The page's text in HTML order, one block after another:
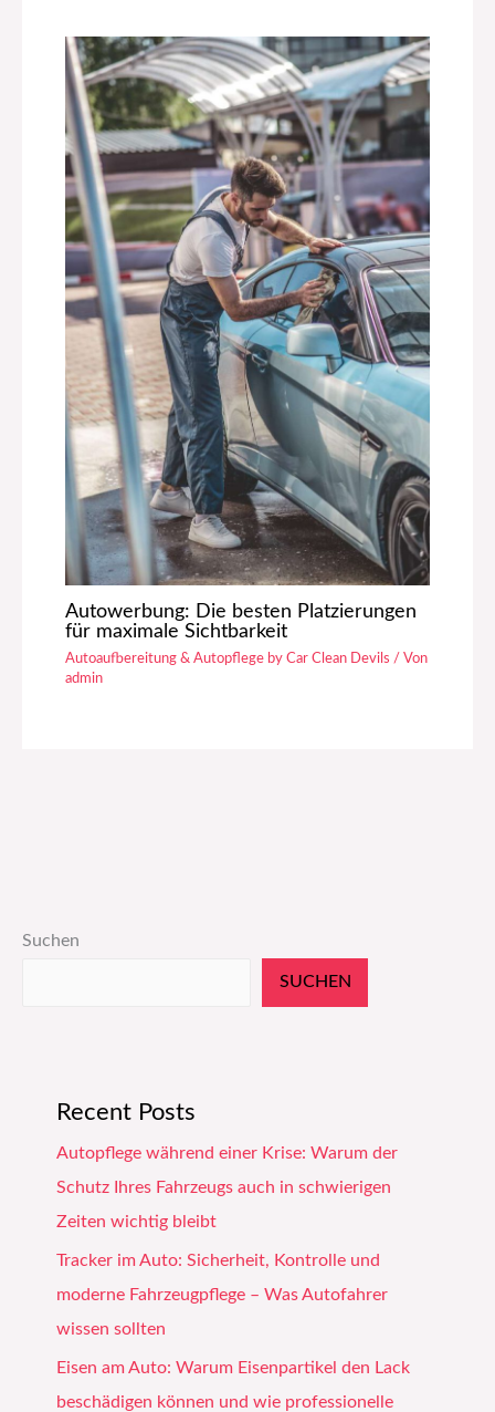
Autowerbung: Die besten Platzierungen
für maximale Sichtbarkeit
Autoaufbereitung & Autopflege by Car Clean Devils / Von
admin
Suchen
SUCHEN
Recent Posts
Autopflege während einer Krise: Warum der
Schutz Ihres Fahrzeugs auch in schwierigen
Zeiten wichtig bleibt
Tracker im Auto: Sicherheit, Kontrolle und
moderne Fahrzeugpflege – Was Autofahrer
wissen sollten
Eisen am Auto: Warum Eisenpartikel den Lack
beschädigen können und wie professionelle